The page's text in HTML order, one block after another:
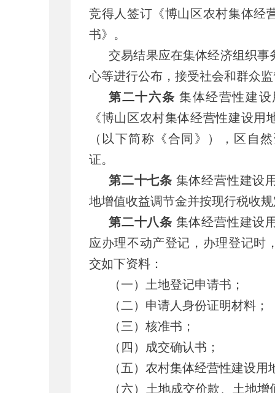
竞得人签订《博山区农村集体经
书》。
交易结果应在集体经济组织
心等进行公布，接受社会和群众
第二十六条 集体经营性建
《博山区农村集体经营性建设
（以下简称《合同》），区自
证。
第二十七条 集体经营性建设
地增值收益调节金并按现行税收
第二十八条 集体经营性建设
应办理不动产登记，办理登记时
交如下资料：
（一）土地登记申请书；
（二）申请人身份证明材料；
（三）核准书；
（四）成交确认书；
（五）农村集体经营性建设
（六）土地成交价款、土地